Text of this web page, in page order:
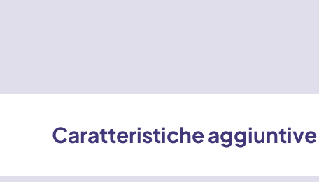
Caratteristiche aggiuntive